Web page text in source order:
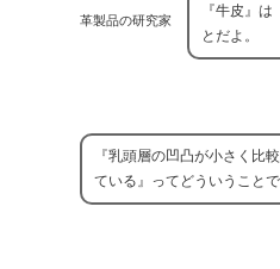
革製品の研究家
『牛皮』
とだよ。
『乳頭層の凹凸が小さく比
ている』ってどういうこと